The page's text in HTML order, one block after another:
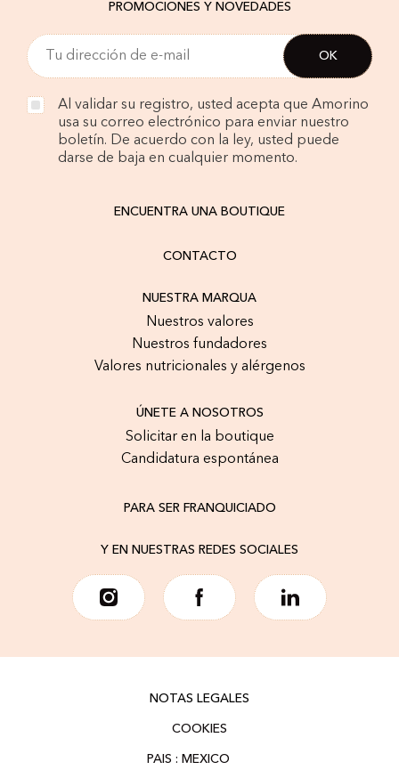
PROMOCIONES Y NOVEDADES
Al validar su registro, usted acepta que Amorino
usa su correo electrónico para enviar nuestro
boletín. De acuerdo con la ley, usted puede
darse de baja en cualquier momento.
ENCUENTRA UNA BOUTIQUE
CONTACTO
NUESTRA MARQUA
Nuestros valores
Nuestros fundadores
Valores nutricionales y alérgenos
ÚNETE A NOSOTROS
Solicitar en la boutique
Candidatura espontánea
PARA SER FRANQUICIADO
Y EN NUESTRAS REDES SOCIALES
NOTAS LEGALES
COOKIES